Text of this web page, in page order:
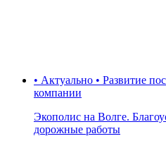
• Актуально • Развитие
компании
Экополис на Волге.
дорожные работы